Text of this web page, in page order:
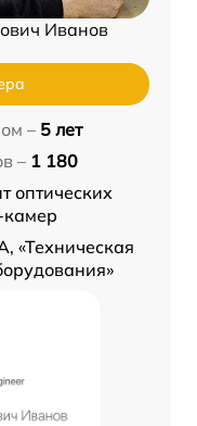
Иванов
– 5 лет
– 1 180
оптических
«Техническая